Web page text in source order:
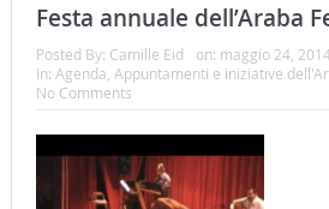
Festa annuale dell’Araba
Posted By: Camille Eid on: maggio 24,
In: Agenda Appuntamenti e iniziative
No Comments